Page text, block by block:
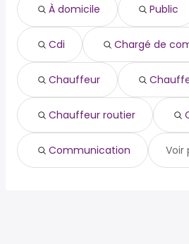
chargé de communication
chauffeur
chauffeur livreur
chauffeur routier
chauffeur vtc
communication
community manager
À domicile Public
Cdi Chargé de
Chauffeur
Chauffeur routier
Communication Voir